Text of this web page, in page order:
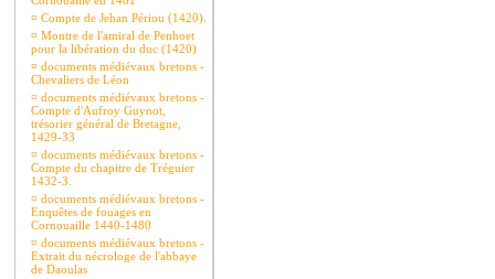
¤ Compte de Jehan Périou (1420).
¤ Montre de l'amiral de Penhoet
pour la libération du duc (1420)
¤ documents médiévaux bretons -
Chevaliers de Léon
¤ documents médiévaux bretons -
Compte d'Aufroy Guynot,
trésorier général de Bretagne,
1429-33
¤ documents médiévaux bretons -
Compte du chapitre de Tréguier
1432-3.
¤ documents médiévaux bretons -
Enquêtes de fouages en
Cornouaille 1440-1480
¤ documents médiévaux bretons -
Extrait du nécrologe de l'abbaye
de Daoulas